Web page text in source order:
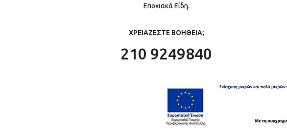
Εποχιακά Είδη.
ΧΡΕΙΑΖΕΣΤΕ ΒΟΗΘΕΙΑ;
210 9249840